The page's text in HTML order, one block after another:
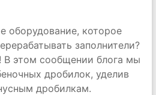
оборудование, которое
заполнители?
В этом сообщении блога мы
дробилок, уделив
дробилкам.